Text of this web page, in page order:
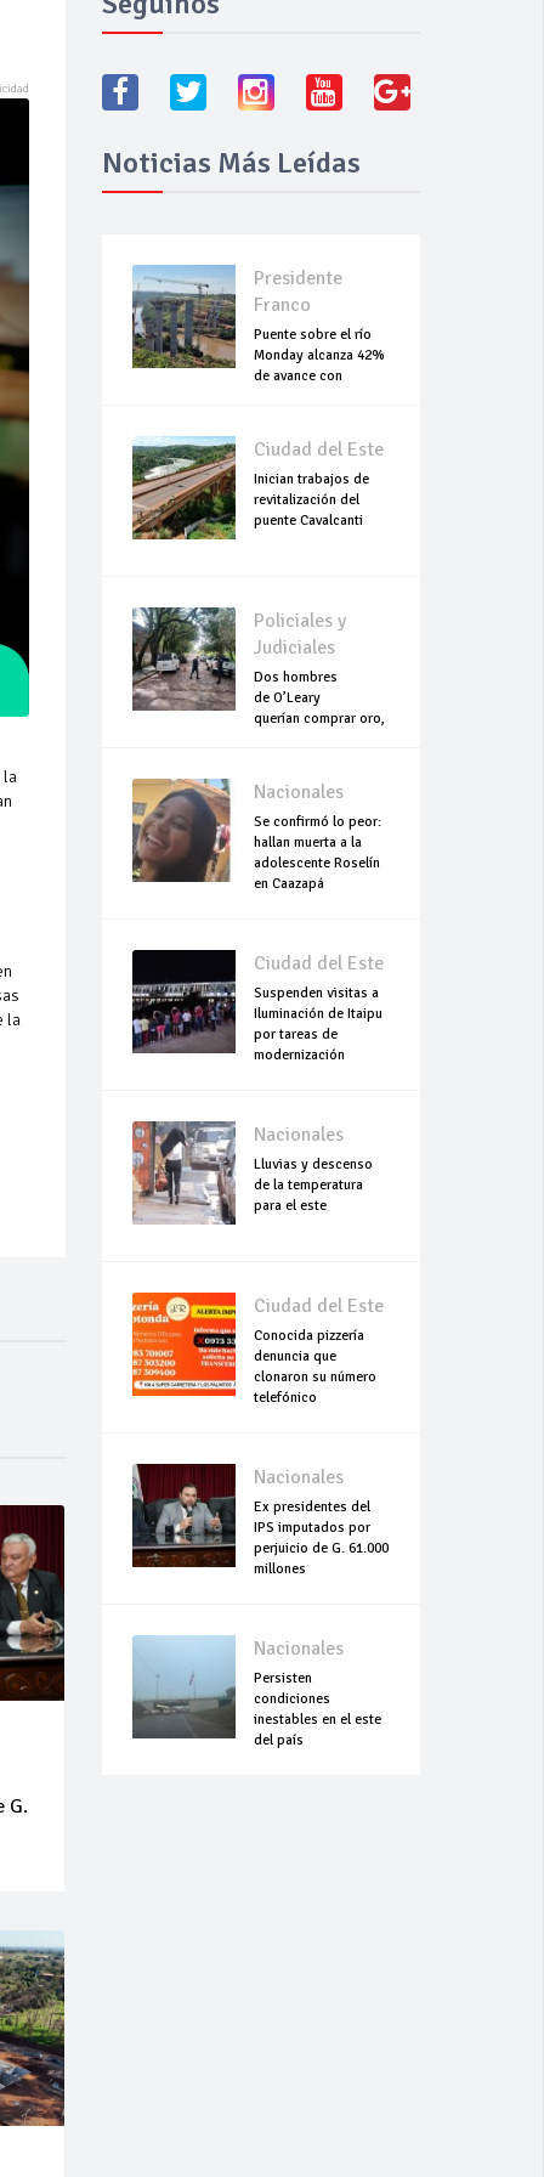
la
la
G.
Noticias Más Leídas
Presidente
Franco
Puente sobre el río
Monday alcanza 42%
de avance con
Ciudad del Este
Inician trabajos de
revitalización del
puente Cavalcanti
Policiales y
Judiciales
Dos hombres
de O’Leary
querían comprar oro,
Nacionales
Se confirmó lo peor:
hallan muerta a la
adolescente Roselín
en Caazapá
Ciudad del Este
Suspenden visitas a
Iluminación de Itaipu
por tareas de
modernización
Nacionales
Lluvias y descenso
de la temperatura
para el este
Ciudad del Este
Conocida pizzería
denuncia que
clonaron su número
telefónico
Nacionales
Ex presidentes del
IPS imputados por
perjuicio de G. 61.000
millones
Nacionales
Persisten
condiciones
inestables en el este
del país